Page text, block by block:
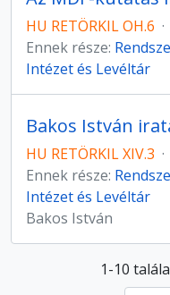
HU RETÖRKIL OH.6 ·
Ennek része:
Intézet és Levéltár
Bakos István
HU RETÖRKIL XIV.3 ·
Ennek része:
Intézet és Levéltár
Bakos István
1-10